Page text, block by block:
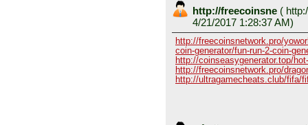
http://freecoinsne (
4/21/2017 1:28:37 AM)
http://freecoinsnetwork.pro/
coin-generator/fun-run-2-coin-
http://coinseasygenerator.top/
http://freecoinsnetwork.pro/
http://ultragamecheats.club/fifa/